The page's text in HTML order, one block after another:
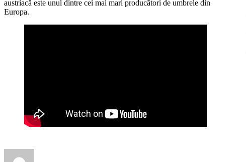
austriacă este unul dintre cei mai mari producători de umbrele din
Europa.